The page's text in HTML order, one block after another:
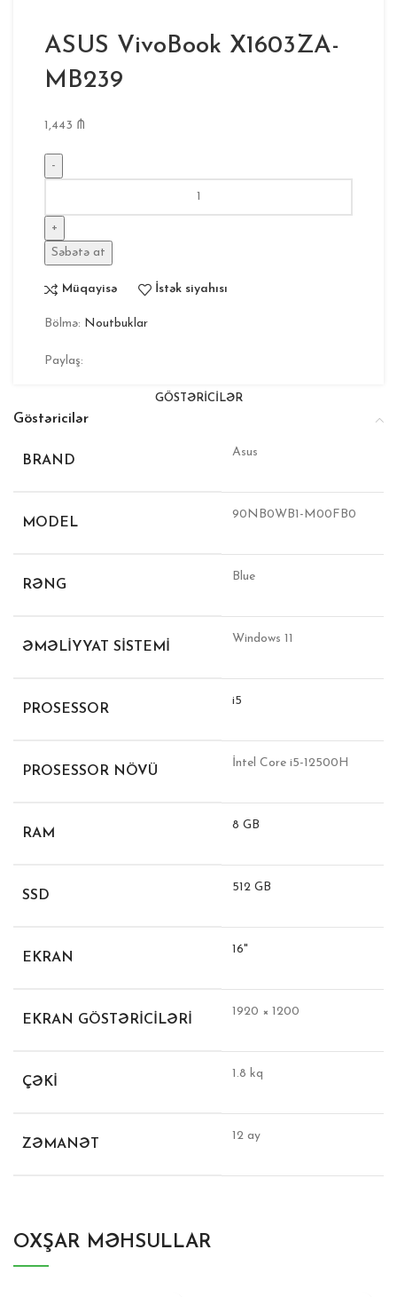
ASUS VivoBook X1603ZA-
MB239
1,443 ₼
Səbətə at
Müqayisə İstək siyahısı
Bölmə: Noutbuklar
Paylaş:
GÖSTƏRICILƏR
Göstəricilər
BRAND
Asus
MODEL
90NB0WB1-M00FB0
RƏNG
Blue
ƏMƏLIYYAT SISTEMI
Windows 11
PROSESSOR
i5
PROSESSOR NÖVÜ
İntel Core i5-12500H
RAM
8 GB
SSD
512 GB
EKRAN
16"
EKRAN GÖSTƏRICILƏRI
1920 × 1200
ÇƏKI
1.8 kq
ZƏMANƏT
12 ay
OXŞAR MƏHSULLAR